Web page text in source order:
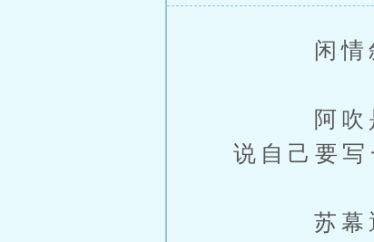
闲情叙
阿吹是有
说自己要
苏幕遮仍